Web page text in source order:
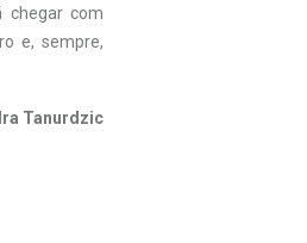
chegar com
e, sempre,
Tanurdzic